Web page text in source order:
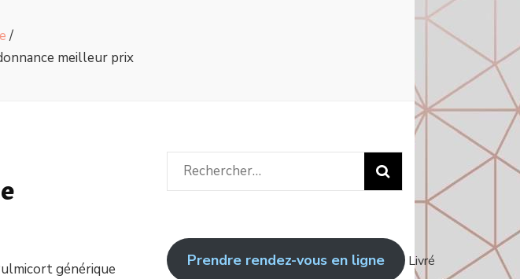
/
meilleur prix
générique
Rechercher
:
Prendre rendez-vous en ligne
Livré